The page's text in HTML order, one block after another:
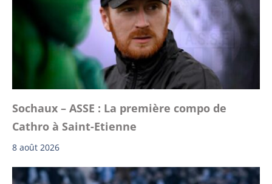
Sochaux – ASSE : La première compo de
Cathro à Saint-Etienne
8 août 2026